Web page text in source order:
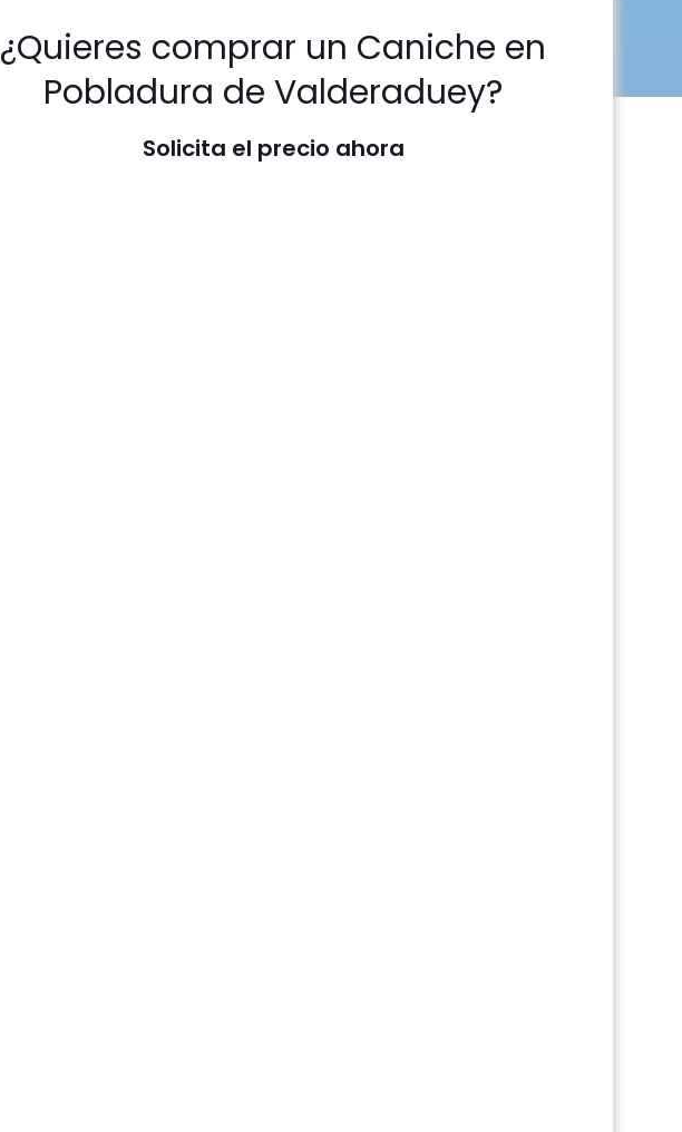
¿Quieres comprar un Caniche en
Pobladura de Valderaduey?
Solicita el precio ahora